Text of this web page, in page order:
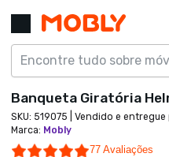
Banqueta Giratória
SKU: 519075 | Vendido e
Marca: Mobly
5.0 star rating
77 Avaliações